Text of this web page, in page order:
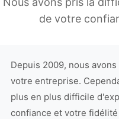
de votre
Depuis 2009, nous
votre entreprise.
plus en plus difficile
confiance et votre